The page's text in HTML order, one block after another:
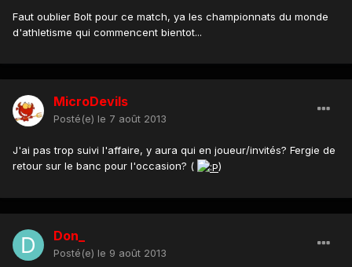
Faut oublier Bolt pour ce match, ya les championnats du monde
d'athletisme qui commencent bientot...
MicroDevils
Posté(e) le 7 août 2013
J'ai pas trop suivi l'affaire, y aura qui en joueur/invités? Fergie de
retour sur le banc pour l'occasion? (
)
Don_
Posté(e) le 9 août 2013